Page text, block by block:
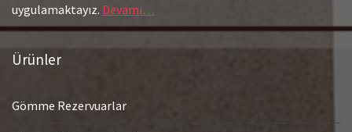
uygulamaktayız. Devamı…
Ürünler
Gömme Rezervuarlar